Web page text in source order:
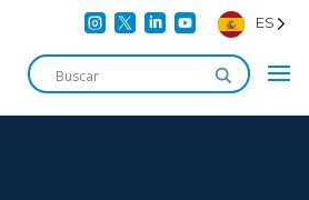
    ES